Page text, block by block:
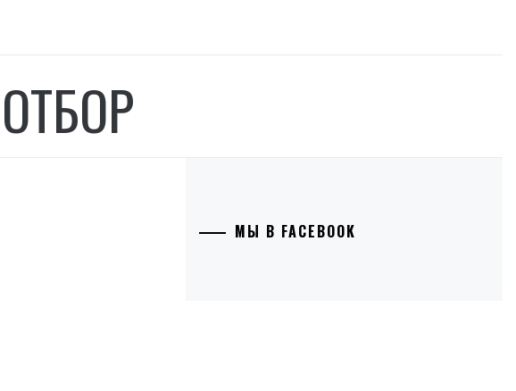
МЫ В FACEBOOK